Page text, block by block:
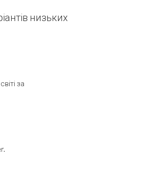
низьких
за